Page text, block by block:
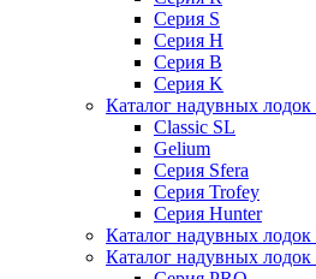
Серия S
Серия H
Серия B
Серия K
Каталог надувных
Classic SL
Gelium
Серия Sfera
Серия Trofey
Серия Hunter
Каталог надувных лодок
Каталог надувных